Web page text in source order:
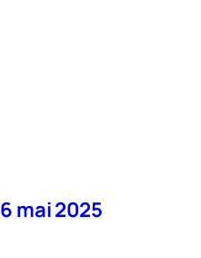
6 mai 2025